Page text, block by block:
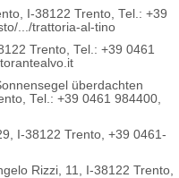
I-38122 Trento, Tel.: +39
.../trattoria-al-tino
Trento, Tel.: +39 0461
überdachten
Tel.: +39 0461 984400,
I-38122 Trento, +39 0461-
Rizzi, 11, I-38122 Trento,